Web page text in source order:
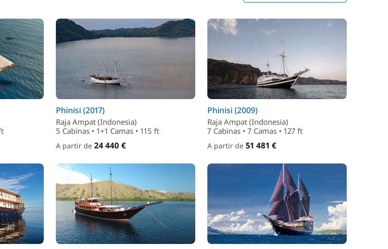
Phinisi (2017)
Raja Ampat (Indonesia)
5 Cabinas • 1+1 Camas • 115 ft
A partir de 24 440 €
Phinisi (2009)
Raja Ampat (Indonesia)
7 Cabinas • 7 Camas • 127 ft
A partir de 51 481 €